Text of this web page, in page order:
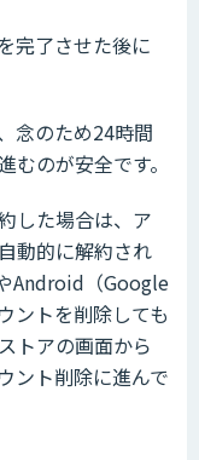
完了させた後に
念のため24時間
のが安全です。
した場合は、ア
動的に解約され
Android（Google
ントを削除しても
トアの画面から
ント削除に進んで